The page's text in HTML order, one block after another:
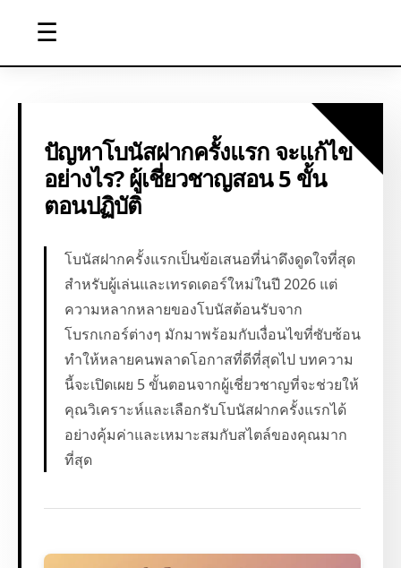
☰
ปัญหาโบนัสฝากครั้งแรก จะแก้ไข
อย่างไร? ผู้เชี่ยวชาญสอน 5 ขั้น
ตอนปฏิบัติ
โบนัสฝากครั้งแรกเป็นข้อเสนอที่น่าดึงดูดใจที่สุด
สำหรับผู้เล่นและเทรดเดอร์ใหม่ในปี 2026 แต่
ความหลากหลายของโบนัสต้อนรับจาก
โบรกเกอร์ต่างๆ มักมาพร้อมกับเงื่อนไขที่ซับซ้อน
ทำให้หลายคนพลาดโอกาสที่ดีที่สุดไป บทความ
นี้จะเปิดเผย 5 ขั้นตอนจากผู้เชี่ยวชาญที่จะช่วยให้
คุณวิเคราะห์และเลือกรับโบนัสฝากครั้งแรกได้
อย่างคุ้มค่าและเหมาะสมกับสไตล์ของคุณมาก
ที่สุด